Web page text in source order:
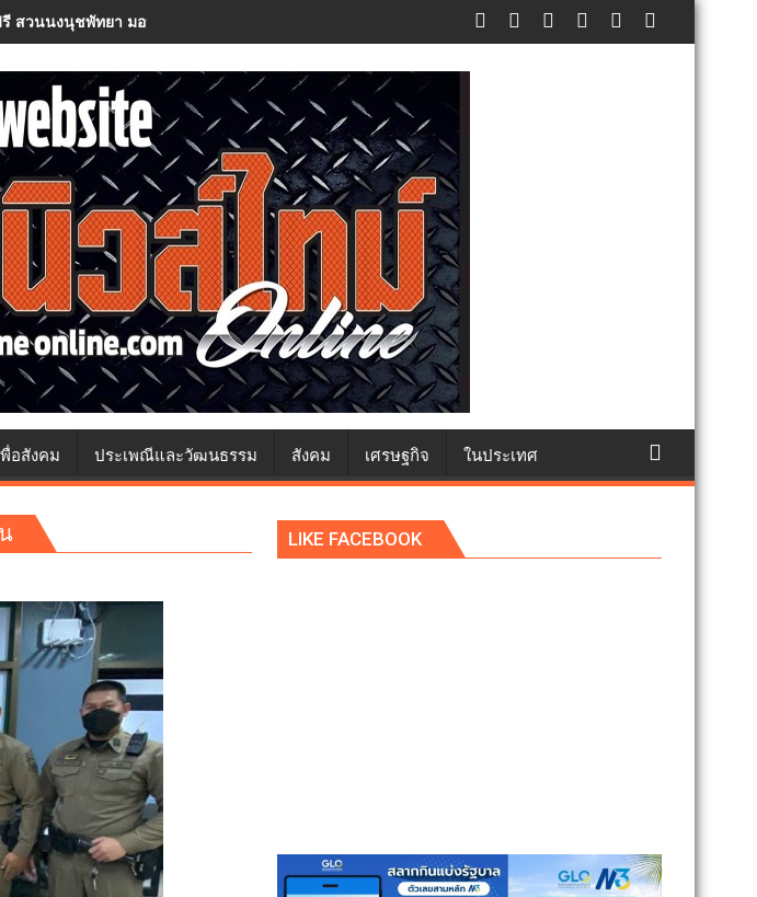
สวนนงนุชพัทยา มอบของขวัญวันแม่แห่งชาติ แทนคำว่ารัก ชวนลูกพาแม่เที่ยว
อสังคม ประเพณีและวัฒนธรรม สังคม เศรษฐกิจ ในประเทศ
LIKE FACEBOOK